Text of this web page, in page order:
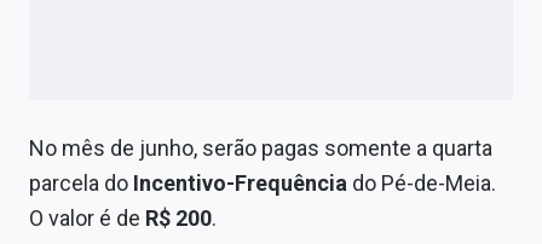
No mês de junho, serão pagas somente a quarta
parcela do Incentivo-Frequência do Pé-de-Meia.
O valor é de R$ 200.